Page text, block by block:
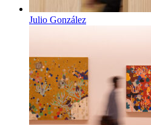
Julio González